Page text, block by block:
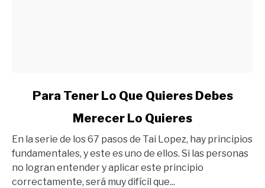
Tener
Lo
Que
Quieres
Para Tener Lo Que Quieres Debes
Merecer Lo Quieres
En la serie de los 67 pasos de Tai Lopez, hay principios
fundamentales, y este es uno de ellos. Si las personas
no logran entender y aplicar este principio
correctamente, será muy difícil que...